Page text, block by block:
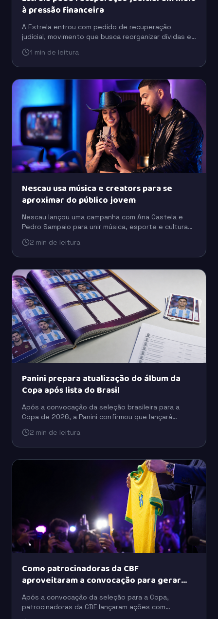
à pressão financeira
A Estrela entrou com pedido de recuperação
judicial, movimento que busca reorganizar dívidas e
financeira.
1 min de leitura
Nescau usa música e creators para se
aproximar do público jovem
Nescau lançou uma campanha com Ana Castela e
Pedro Sampaio para unir música, esporte e cultura
novas gerações.
2 min de leitura
Panini prepara atualização do álbum da
Copa após lista do Brasil
Após a convocação da seleção brasileira para a
Copa de 2026, a Panini confirmou que lançará
fora da versão inicial do álbum.
2 min de leitura
Como patrocinadoras da CBF
aproveitaram a convocação para gerar
buzz
Após a convocação da seleção para a Copa,
patrocinadoras da CBF lançaram ações com